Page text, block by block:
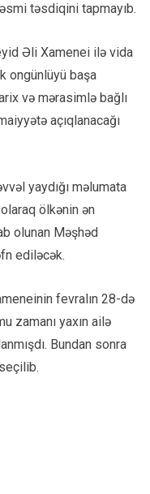
təsdiqini tapmayıb.
Əli Xamenei ilə vida
ongünlüyü başa
və mərasimlə bağlı
açıqlanacağı
yaydığı məlumata
ölkənin ən
olunan Məşhəd
ediləcək.
fevralın 28-də
zamanı yaxın ailə
Bundan sonra